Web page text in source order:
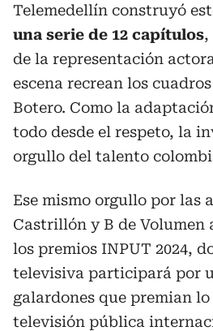
Telemedellín construyó
una serie de 12 capítulos,
de la representación
escena recrean los
Botero. Como la
todo desde el respeto, la
orgullo del talento
Ese mismo orgullo por las
Castrillón y B de Volumen
los premios INPUT 2024,
televisiva participará por
galardones que premian lo
televisión pública